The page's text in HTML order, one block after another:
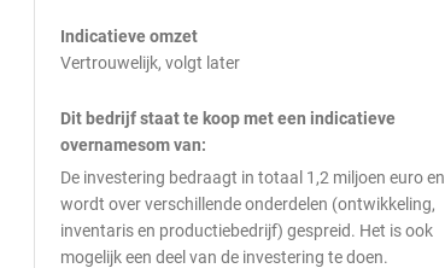
Indicatieve omzet
Vertrouwelijk, volgt later
Dit bedrijf staat te koop met een indicatieve
overnamesom van:
De investering bedraagt in totaal 1,2 miljoen euro en
wordt over verschillende onderdelen (ontwikkeling,
inventaris en productiebedrijf) gespreid. Het is ook
mogelijk een deel van de investering te doen.